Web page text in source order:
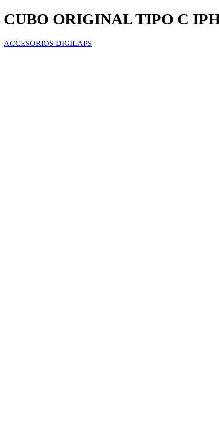
CUBO ORIGINAL TIPO C
ACCESORIOS DIGILAPS